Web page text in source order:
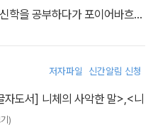
학을 공부하다가 포이어바흐와
스 바젤대학교에 초빙될 만큼
스 바젤대학교에서 고전문헌학
화되면서 교수직을 그만두었
저자파일 신간알림 신청
자도서] 니체의 사악한 말> <니
)